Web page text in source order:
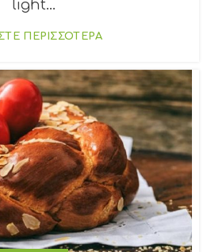
light...
ΠΕΡΙΣΣΟΤΕΡΑ